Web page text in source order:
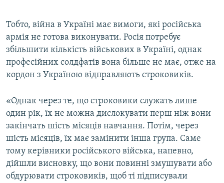
Тобто, війна в Україні має вимоги, які російська
армія не готова виконувати. Росія потребує
збільшити кількість військових в Україні, однак
професійних солдфатів вона більше не має, отже на
кордон з Україною відправляють строковиків.
«Однак через те, що строковики служать лише
один рік, їх не можна дислокувати перш ніж вони
закінчать шість місяців навчання. Потім, через
шість місяців, їх має замінити інша група. Саме
тому керівники російського війська, напевно,
дійшли висновку, що вони повинні змушувати або
обдурювати строковиків, щоб ті підписували